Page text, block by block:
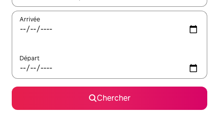
Arrivée
Départ
Chercher